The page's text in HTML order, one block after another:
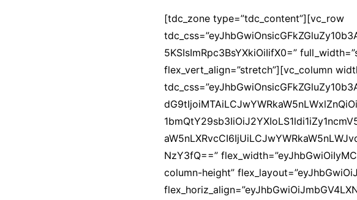
[tdc_zone type=”tdc_content”][vc_row
5KSIsImRpc3BsYXkiOiIifX0=”
flex_vert_align=”stretch”][vc_column
NzY3fQ==”
column-height”